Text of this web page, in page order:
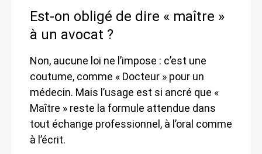
Est-on obligé de dire « maître »
à un avocat ?
Non, aucune loi ne l’impose : c’est une
coutume, comme « Docteur » pour un
médecin. Mais l’usage est si ancré que «
Maître » reste la formule attendue dans
tout échange professionnel, à l’oral comme
à l’écrit.